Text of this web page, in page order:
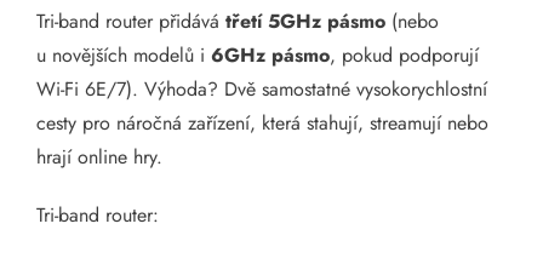
Tri-band router přidává třetí 5GHz pásmo (nebo
u novějších modelů i 6GHz pásmo, pokud podporují
Wi-Fi 6E/7). Výhoda? Dvě samostatné vysokorychlostní
cesty pro náročná zařízení, která stahují, streamují nebo
hrají online hry.
Tri-band router: